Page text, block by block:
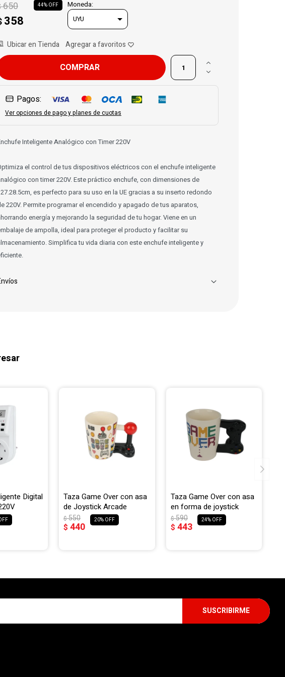
358
650 44 Moneda:
Ubicar en Tienda
COMPRAR


Pagos:
Ver opciones de pago y planes de cuotas
Inteligente Analógico con Timer 220V
el control de tus dispositivos eléctricos con el enchufe inteligente
con timer 220V. Este práctico enchufe, con dimensiones de
es perfecto para su uso en la UE gracias a su inserto redondo
220V. Permite programar el encendido y apagado de tus aparatos,
energía y mejorando la seguridad de tu hogar. Viene en un
de ampolla, ideal para proteger el producto y facilitar su
Simplifica tu vida diaria con este enchufe inteligente y
Digital
Taza Game Over con asa
de Joystick Arcade
$ 440
$550 20
Taza Game Over con asa
en forma de joystick
$ 443
$590 24
SUSCRIBIRME